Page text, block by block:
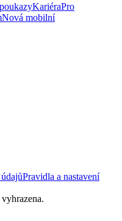
KariéraPro
Nová mobilní
Pravidla a nastavení